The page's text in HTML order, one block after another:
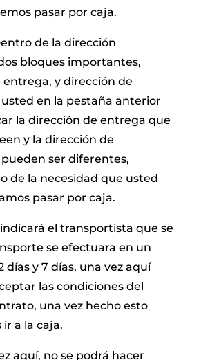
pasar por caja.
de la dirección
bloques importantes,
y dirección de
en la pestaña anterior
la dirección de entrega que
y la dirección de
ser diferentes,
de la necesidad que usted
pasar por caja.
el transportista que se
se efectuara en un
días y 7 días, una vez aquí
las condiciones del
una vez hecho esto
a la caja.
aquí, no se podrá hacer